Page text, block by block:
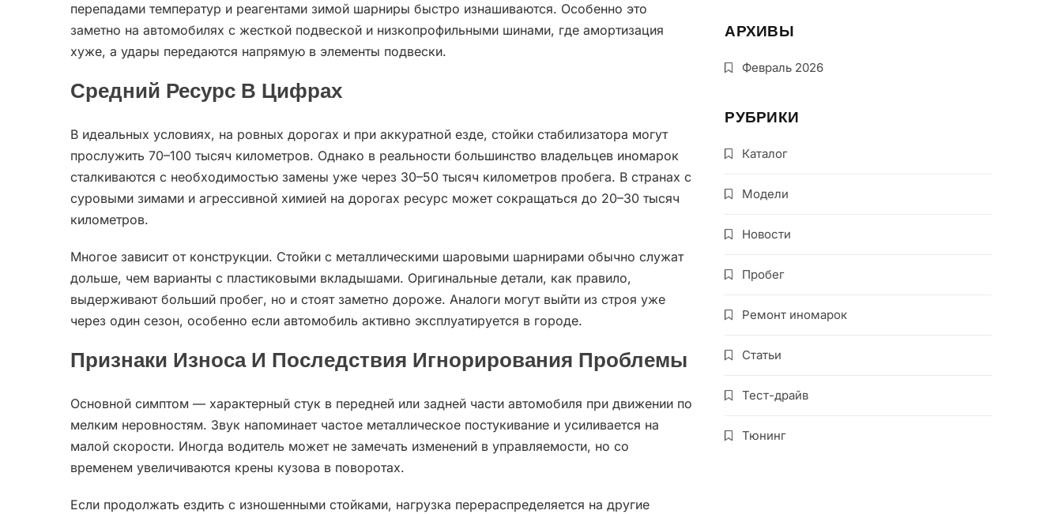
перепадами температур и реагентами зимой шарниры быстро изнашиваются. Особенно это
заметно на автомобилях с жесткой подвеской и низкопрофильными шинами, где амортизация
хуже, а удары передаются напрямую в элементы подвески.
Средний Ресурс В Цифрах
В идеальных условиях, на ровных дорогах и при аккуратной езде, стойки стабилизатора могут
прослужить 70–100 тысяч километров. Однако в реальности большинство владельцев иномарок
сталкиваются с необходимостью замены уже через 30–50 тысяч километров пробега. В странах с
суровыми зимами и агрессивной химией на дорогах ресурс может сокращаться до 20–30 тысяч
километров.
Многое зависит от конструкции. Стойки с металлическими шаровыми шарнирами обычно служат
дольше, чем варианты с пластиковыми вкладышами. Оригинальные детали, как правило,
выдерживают больший пробег, но и стоят заметно дороже. Аналоги могут выйти из строя уже
через один сезон, особенно если автомобиль активно эксплуатируется в городе.
Признаки Износа И Последствия Игнорирования Проблемы
Основной симптом — характерный стук в передней или задней части автомобиля при движении по
мелким неровностям. Звук напоминает частое металлическое постукивание и усиливается на
малой скорости. Иногда водитель может не замечать изменений в управляемости, но со
временем увеличиваются крены кузова в поворотах.
Если продолжать ездить с изношенными стойками, нагрузка перераспределяется на другие
АРХИВЫ
Февраль 2026
РУБРИКИ
Каталог
Модели
Новости
Пробег
Ремонт иномарок
Статьи
Тест-драйв
Тюнинг